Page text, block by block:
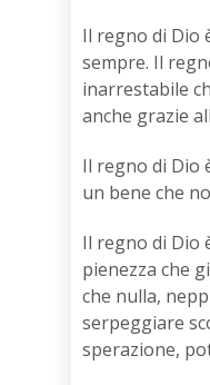
Il regno di Dio
sempre. Il
inarrestabile
anche grazie
Il regno di Dio
un bene che
Il regno di Dio
pienezza che
che nulla,
serpeggiare
sperazione,